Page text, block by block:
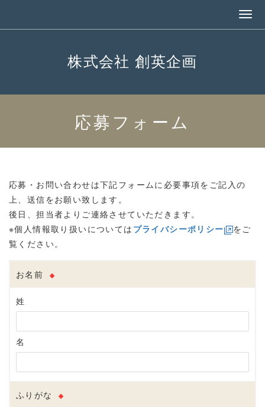
株式会社 創英企画
応募フォーム
応募・お問い合わせは下記フォームに必要事項をご記入の
上、送信をお願い致します。
後日、担当者よりご連絡させていただきます。
※個人情報取り扱いについては プライバシーポリシー
をご
覧ください。
お名前 ※
姓
名
ふりがな ※